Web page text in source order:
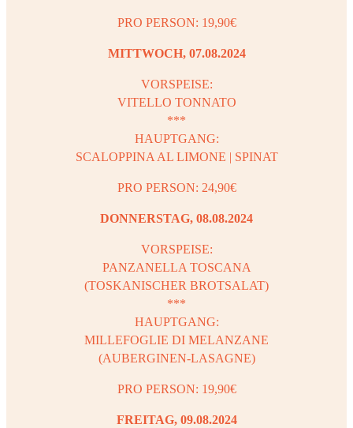
PRO PERSON: 19,90€
MITTWOCH, 07.08.2024
VORSPEISE:
VITELLO TONNATO
***
HAUPTGANG:
SCALOPPINA AL LIMONE | SPINAT
PRO PERSON: 24,90€
DONNERSTAG, 08.08.2024
VORSPEISE:
PANZANELLA TOSCANA
(TOSKANISCHER BROTSALAT)
***
HAUPTGANG:
MILLEFOGLIE DI MELANZANE
(AUBERGINEN-LASAGNE)
PRO PERSON: 19,90€
FREITAG, 09.08.2024